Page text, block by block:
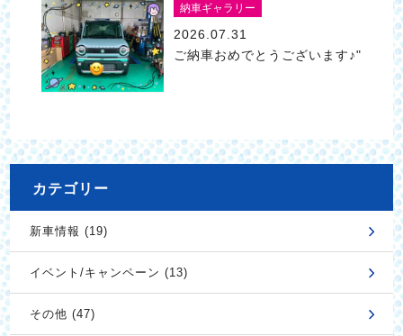
納車ギャラリー
2026.07.31
ご納車おめでとうございます♪"
カテゴリー
新車情報 (19)
イベント/キャンペーン (13)
その他 (47)